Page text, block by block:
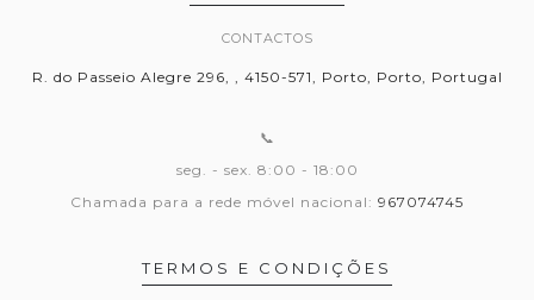
CONTACTOS
R. do Passeio Alegre 296, , 4150-571, Porto, Porto, Portugal
📞
seg. - sex. 8:00 - 18:00
Chamada para a rede móvel nacional: 967074745
TERMOS E CONDIÇÕES